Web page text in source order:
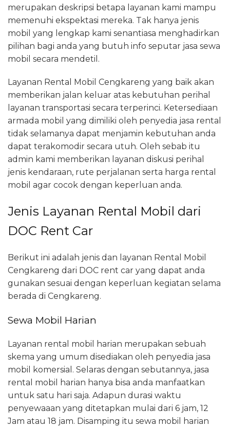
merupakan deskripsi betapa layanan kami mampu
memenuhi ekspektasi mereka. Tak hanya jenis
mobil yang lengkap kami senantiasa menghadirkan
pilihan bagi anda yang butuh info seputar jasa sewa
mobil secara mendetil.
Layanan Rental Mobil Cengkareng yang baik akan
memberikan jalan keluar atas kebutuhan perihal
layanan transportasi secara terperinci. Ketersediaan
armada mobil yang dimiliki oleh penyedia jasa rental
tidak selamanya dapat menjamin kebutuhan anda
dapat terakomodir secara utuh. Oleh sebab itu
admin kami memberikan layanan diskusi perihal
jenis kendaraan, rute perjalanan serta harga rental
mobil agar cocok dengan keperluan anda.
Jenis Layanan Rental Mobil dari
DOC Rent Car
Berikut ini adalah jenis dan layanan Rental Mobil
Cengkareng dari DOC rent car yang dapat anda
gunakan sesuai dengan keperluan kegiatan selama
berada di Cengkareng.
Sewa Mobil Harian
Layanan rental mobil harian merupakan sebuah
skema yang umum disediakan oleh penyedia jasa
mobil komersial. Selaras dengan sebutannya, jasa
rental mobil harian hanya bisa anda manfaatkan
untuk satu hari saja. Adapun durasi waktu
penyewaaan yang ditetapkan mulai dari 6 jam, 12
Jam atau 18 jam. Disamping itu sewa mobil harian